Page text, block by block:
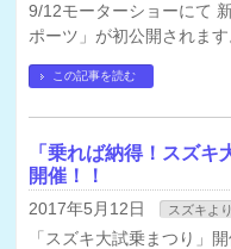
9/12モーターショーにて
ポーツ」が初公開されます
この記事を読む
「乗れば納得！スズキ
開催！！
2017年5月12日 スズキよ
「スズキ大試乗まつり」開